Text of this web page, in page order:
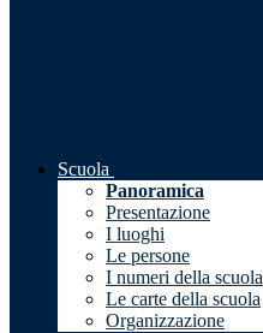
Scuola
Panoramica
Presentazione
I luoghi
Le persone
I numeri della scuola
Le carte della scuola
Organizzazione